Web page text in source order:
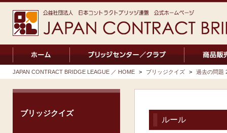
JAPAN CONTRACT BRIDGE LEAGUE ／ HOME > ブリッジクイズ > 過去の問題
ブリッジクイズ
ルール